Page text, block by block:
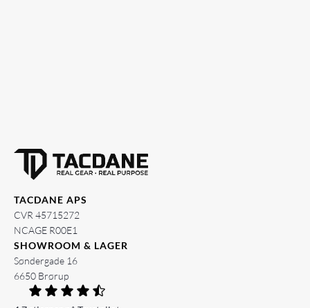
TACDANE APS
CVR 45715272
NCAGE R00E1
SHOWROOM & LAGER
Søndergade 16
6650 Brørup